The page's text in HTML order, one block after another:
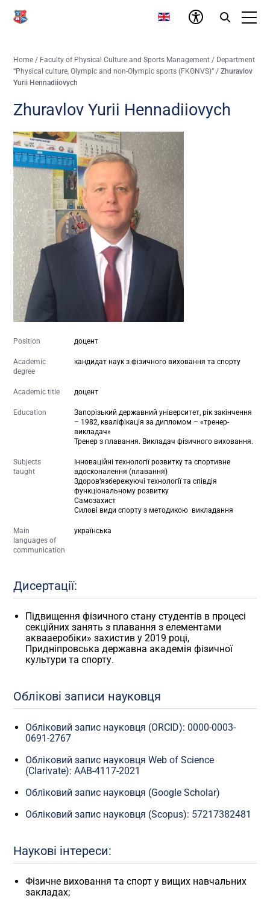
Home / Faculty of Physical Culture and Sports Management / Department
“Physical culture, Olympic and non-Olympic sports (FKONVS)” /Zhuravlov
Yurii Hennadiiovych
Zhuravlov Yurii Hennadiiovych
Position доцент
Academic
degree
кандидат наук з фізичного виховання та спорту
Academic title доцент
Education
Запорізький державний університет, рік закінчення
– 1982, кваліфікація за дипломом – «тренер-
викладач»
Тренер з плавання. Викладач фізичного виховання.
Subjects
taught
Інноваційні технології розвитку та спортивне
вдосконалення (плавання)
Здоров’язбережуючі технології та співдія
функціональному розвитку
Самозахист
Силові види спорту з методикою викладання
Main
languages of
communication
українська
Дисертації:
Підвищення фізичного стану студентів в процесі
секційних занять з плавання з елементами
аквааеробіки» захистив у 2019 році,
Придніпровська державна академія фізичної
культури та спорту.
Облікові записи науковця
Обліковий запис науковця (ORCID): 0000-0003-
0691-2767
Обліковий запис нау​ковця Web of Science
(Clarivate): AAB-4117-2021
Обліковий запис науковця (Google Scholar)
Обліковий запис науковця (Scopus): 57217382481
Наукові інтереси:
Фізичне виховання та спорт у вищих навчальних
закладах;